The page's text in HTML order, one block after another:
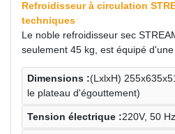
Refroidisseur à circulation
techniques
Le noble refroidisseur sec
seulement 45 kg, est équipé d'une
Dimensions :(LxlxH)
le plateau d'égouttement)
Tension électrique :220V, 50